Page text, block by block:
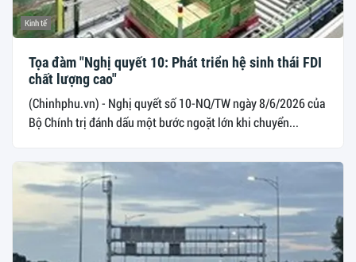
Kinh tế
Tọa đàm "Nghị quyết 10: Phát triển hệ sinh thái FDI
chất lượng cao"
(Chinhphu.vn) - Nghị quyết số 10-NQ/TW ngày 8/6/2026 của
Bộ Chính trị đánh dấu một bước ngoặt lớn khi chuyển...